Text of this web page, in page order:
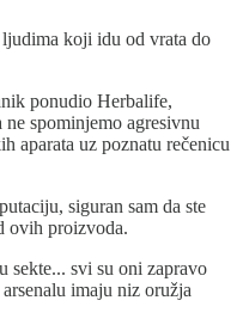
koji idu od vrata do
ponudio Herbalife,
spominjemo agresivnu
aparata uz poznatu rečenicu
siguran sam da ste
ovih proizvoda.
svi su oni zapravo
imaju niz oružja